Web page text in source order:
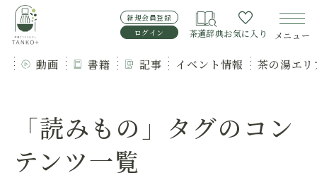
新規会員登録
ログイン
茶道辞典お気に入り メニュー
動画 書籍 記事 イベント情報 茶の湯エ
「読みもの」タグのコン
テンツ一覧